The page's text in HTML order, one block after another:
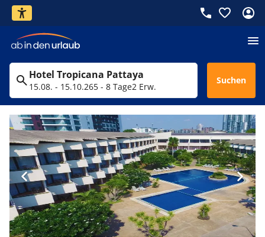
Hotel Tropicana Pattaya
15.08. - 15.10.265 - 8 Tage2 Erw.
Suchen